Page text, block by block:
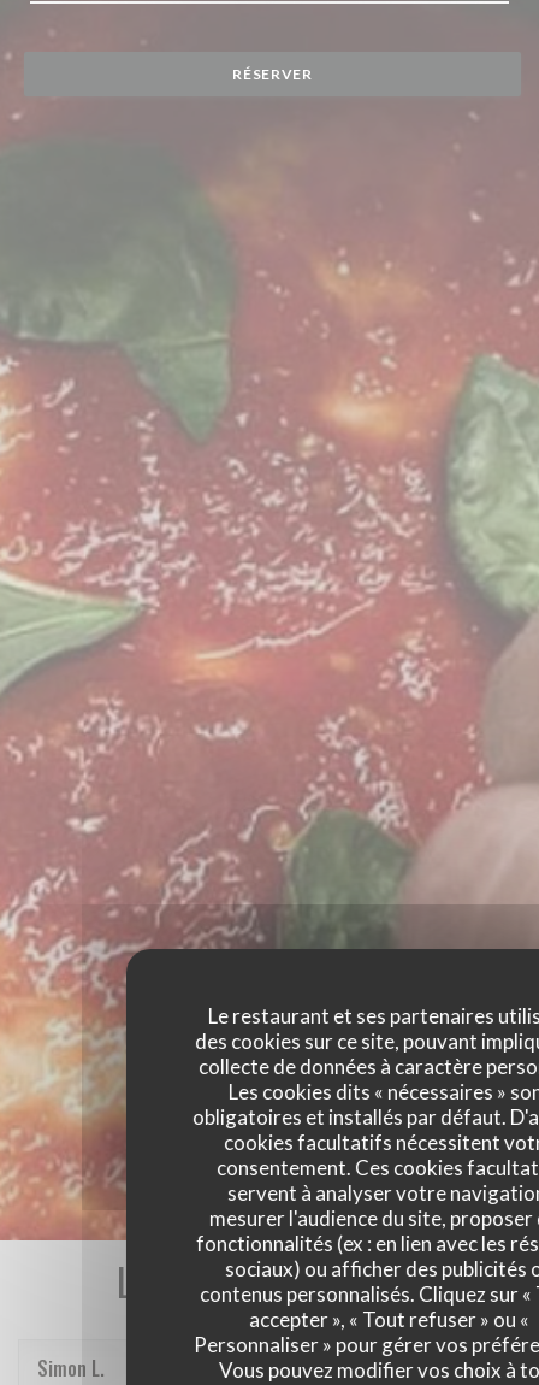
Le restaurant et ses partenaires
des cookies sur ce site, pouvant
collecte de données à caractère
Les cookies dits « nécessaires »
obligatoires et installés par défaut.
cookies facultatifs nécessitent
consentement. Ces cookies
servent à analyser votre
mesurer l'audience du site, proposer
fonctionnalités (ex : en lien avec les
sociaux) ou afficher des publicités
contenus personnalisés. Cliquez sur «
accepter », « Tout refuser » ou «
Personnaliser » pour gérer vos
Vous pouvez modifier vos choix à
RÉSERVER
Les avis de nos clients
Simon L